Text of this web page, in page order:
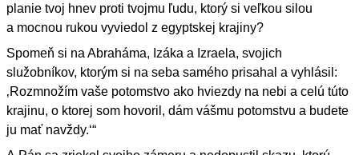
planie tvoj hnev proti tvojmu ľudu, ktorý si veľkou silou
a mocnou rukou vyviedol z egyptskej krajiny?
Spomeň si na Abraháma, Izáka a Izraela, svojich
služobníkov, ktorým si na seba samého prisahal a vyhlásil:
‚Rozmnožím vaše potomstvo ako hviezdy na nebi a celú túto
krajinu, o ktorej som hovoril, dám vášmu potomstvu a budete
ju mať navždy.‘“